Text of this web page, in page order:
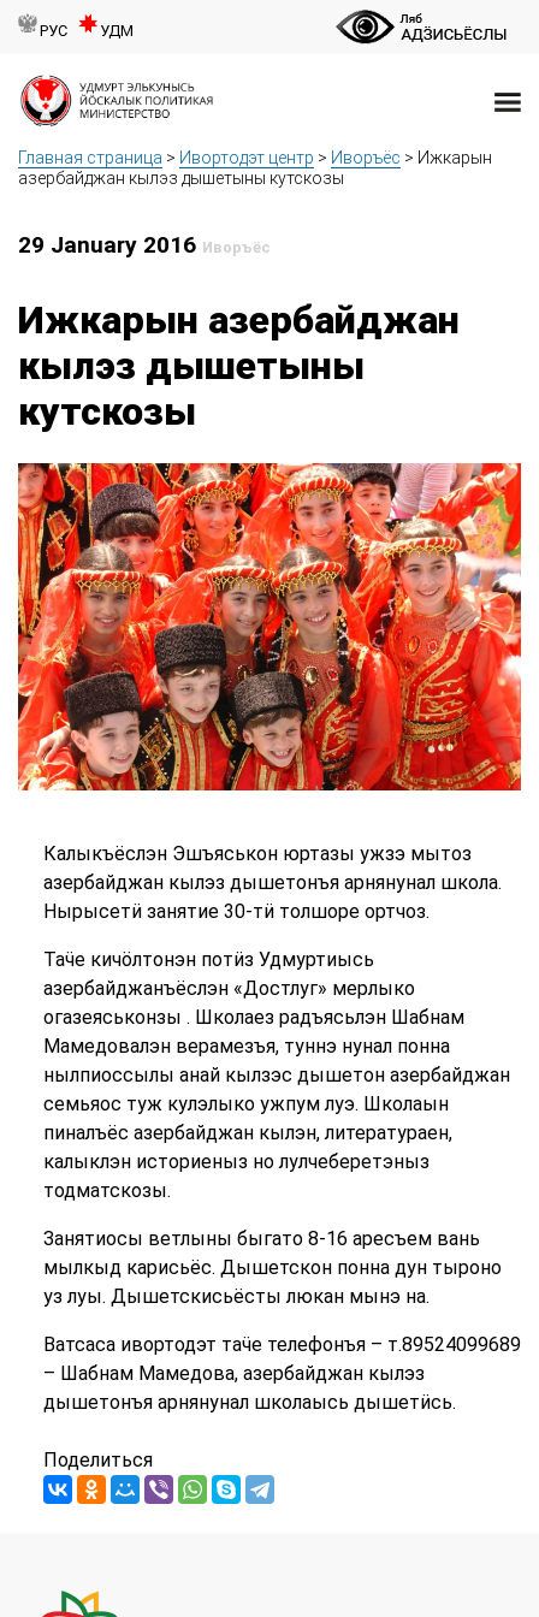
РУС УДМ
Главная страница > Ивортодэт центр > Иворъёс > Ижкарын
азербайджан кылэз дышетыны кутскозы
29 January 2016 Иворъёс
Ижкарын азербайджан
кылэз дышетыны
кутскозы
Калыкъёслэн Эшъяськон юртазы ужзэ мытоз
азербайджан кылэз дышетонъя арнянунал школа.
Нырысетӥ занятие 30-тӥ толшоре ортчоз.
Таӵе кичӧлтонэн потӥз Удмуртиысь
азербайджанъёслэн «Достлуг» мерлыко
огазеяськонзы . Школаез радъясьлэн Шабнам
Мамедовалэн верамезъя, туннэ нунал понна
нылпиоссылы анай кылзэс дышетон азербайджан
семьяос туж кулэлыко ужпум луэ. Школаын
пиналъёс азербайджан кылэн, литератураен,
калыклэн историеныз но лулчеберетэныз
тодматскозы.
Занятиосы ветлыны быгато 8-16 аресъем вань
мылкыд карисьёс. Дышетскон понна дун тыроно
уз луы. Дышетскисьёсты люкан мынэ на.
Ватсаса ивортодэт таӵе телефонъя – т.89524099689
– Шабнам Мамедова, азербайджан кылэз
дышетонъя арнянунал школаысь дышетӥсь.
Поделиться